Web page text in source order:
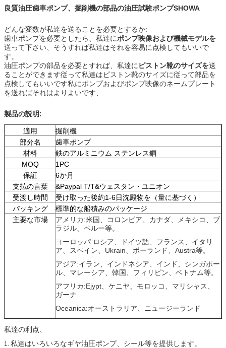
良質油圧歯車ポンプ、掘削機の部品の油圧試験ポンプSHOWA
どんな変数が私達を送ることを必要とするか:
歯車ポンプを必要としたら、私達にポンプ映像および機械モデルを
送って下さい、そうすれば私達はそれを容易に点検してもいいで
す。
油圧ポンプの部品を必要とすれば、私達に ピストン靴のサイズを送
ることができます従って私達はピストン靴のサイズに従って部品を
点検してもいいです私にポンプおよびポンプ映像のネームプレート
を送ればそれはよりよいです、
製品の説明:
適用
掘削機
部分名
歯車ポンプ
材料
鉄のアルミニウム ステンレス鋼
MOQ
1PC
保証
6か月
支払の言葉
&Paypal T/T&ウェスタン・ユニオン
受渡し時間
受け取った後約1-6日沈殿物を（量に基づく）
パッキング
標準的な船積みのパッケージ
主要な市場
アメリカ:米国、コロンビア、カナダ、メキシコ、ブ
ラジル、ペルー等。
ヨーロッパ:ロシア、ドイツ語、フランス、イタリ
ア、スペイン、Ukrain、ポーランド、Austra等。
アジア:イラン、インドネシア、インド、シンガポー
ル、マレーシア、韓国、フィリピン、ベトナム等。
アフリカ:Ejypt、ケニヤ、モロッコ、マリシャス、
ガーナ
Oceanica:オーストラリア、ニュージーランド
私達の利点、
1. 私達はいろいろなギヤ油圧ポンプ、シール等を提供します。